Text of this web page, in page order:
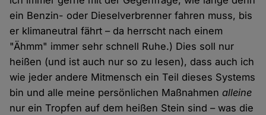
ein Benzin- oder Dieselverbrenner fahren muss, bis
er klimaneutral fährt – da herrscht nach einem
"Ähmm" immer sehr schnell Ruhe.) Dies soll nur
heißen (und ist auch nur so zu lesen), dass auch ich
wie jeder andere Mitmensch ein Teil dieses Systems
bin und alle meine persönlichen Maßnahmenalleine
nur ein Tropfen auf dem heißen Stein sind – was die